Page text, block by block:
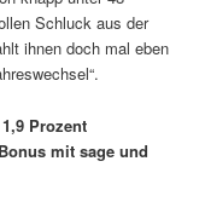
Schluck aus der
ihnen doch mal eben
Prozent
mit sage und